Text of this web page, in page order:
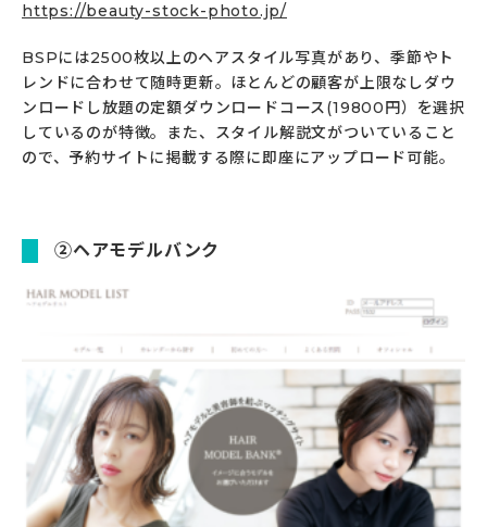
https://beauty-stock-photo.jp/
BSPには2500枚以上のヘアスタイル写真があり、季節やト
レンドに合わせて随時更新。ほとんどの顧客が上限なしダウ
ンロードし放題の定額ダウンロードコース(19800円）を選択
しているのが特徴。また、スタイル解説文がついていること
ので、予約サイトに掲載する際に即座にアップロード可能。
②ヘアモデルバンク